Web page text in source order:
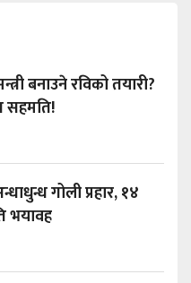
बनाउने रविको तयारी?
सहमति!
गोली प्रहार, १४
भयावह